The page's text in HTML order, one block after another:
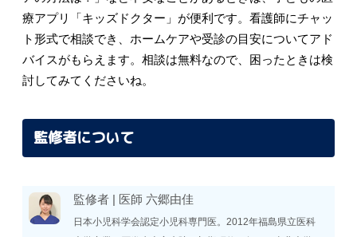
療アプリ「キッズドクター」が便利です。看護師にチャッ
ト形式で相談でき、ホームケアや受診の目安についてアド
バイスがもらえます。相談は無料なので、困ったときは検
討してみてくださいね。
監修者について
監修者 | 医師 六郷由佳
日本小児科学会認定小児科専門医。2012年福島県立医科